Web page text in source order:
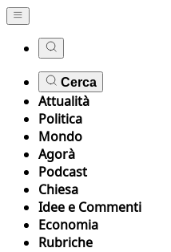
Cerca
Attualità
Politica
Mondo
Agorà
Podcast
Chiesa
Idee e Commenti
Economia
Rubriche